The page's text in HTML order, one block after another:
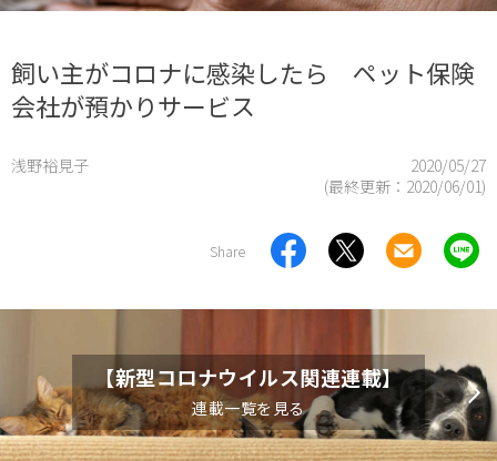
飼い主がコロナに感染したら ペット保険
会社が預かりサービス
浅野裕見子
2020/05/27
(最終更新： 2020/06/01)
Share
【新型コロナウイルス関連連載】
連載一覧を見る